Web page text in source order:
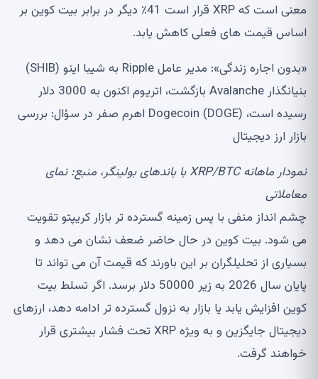
معنی است که XRP قرار است 41٪ دیگر در برابر بیت کوین بر
اساس قیمت های فعلی کاهش یابد.
«بدون اجاره زندگی»: مدیر عامل Ripple به شیبا اینو (SHIB)
بنیانگذار Avalanche بازگشت، اتریوم اکنون به 3000 دلار
رسیده است، Dogecoin (DOGE) اهرم صفر در سؤال: بررسی
بازار ارز دیجیتال
نمودار ماهانه XRP/BTC با باندهای بولینگر، منبع:
نمای
معاملاتی
چشم انداز منفی با پس زمینه گسترده تر بازار کریپتو تقویت
می شود. بیت کوین در حال حاضر ضعف نشان می دهد و
بسیاری از تحلیلگران بر این باورند که قیمت آن می تواند تا
پایان سال 2026 به زیر 50000 دلار برسد. اگر تسلط بیت
کوین افزایش یابد یا بازار به نزول گسترده تر ادامه دهد، ارزهای
دیجیتال جایگزین و به ویژه XRP تحت فشار بیشتری قرار
خواهند گرفت.